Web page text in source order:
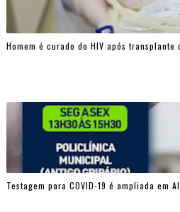
Homem é curado do HIV após transplante
Testagem para COVID-19 é ampliada em